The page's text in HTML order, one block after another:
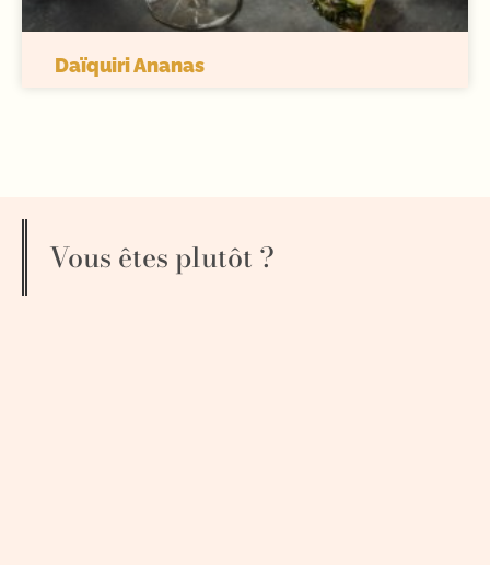
Daïquiri Ananas
Vous êtes plutôt ?